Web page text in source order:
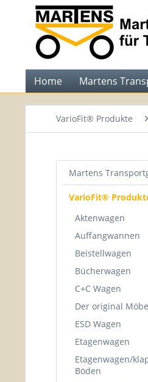
Home Martens
VarioFit® Produkte
Martens
VarioFit®
Aktenwagen
Auffangwannen
Beistellwagen
Bücherwagen
C+C Wagen
Der original
ESD Wagen
Etagenwagen
Etagenwagen/
Böden